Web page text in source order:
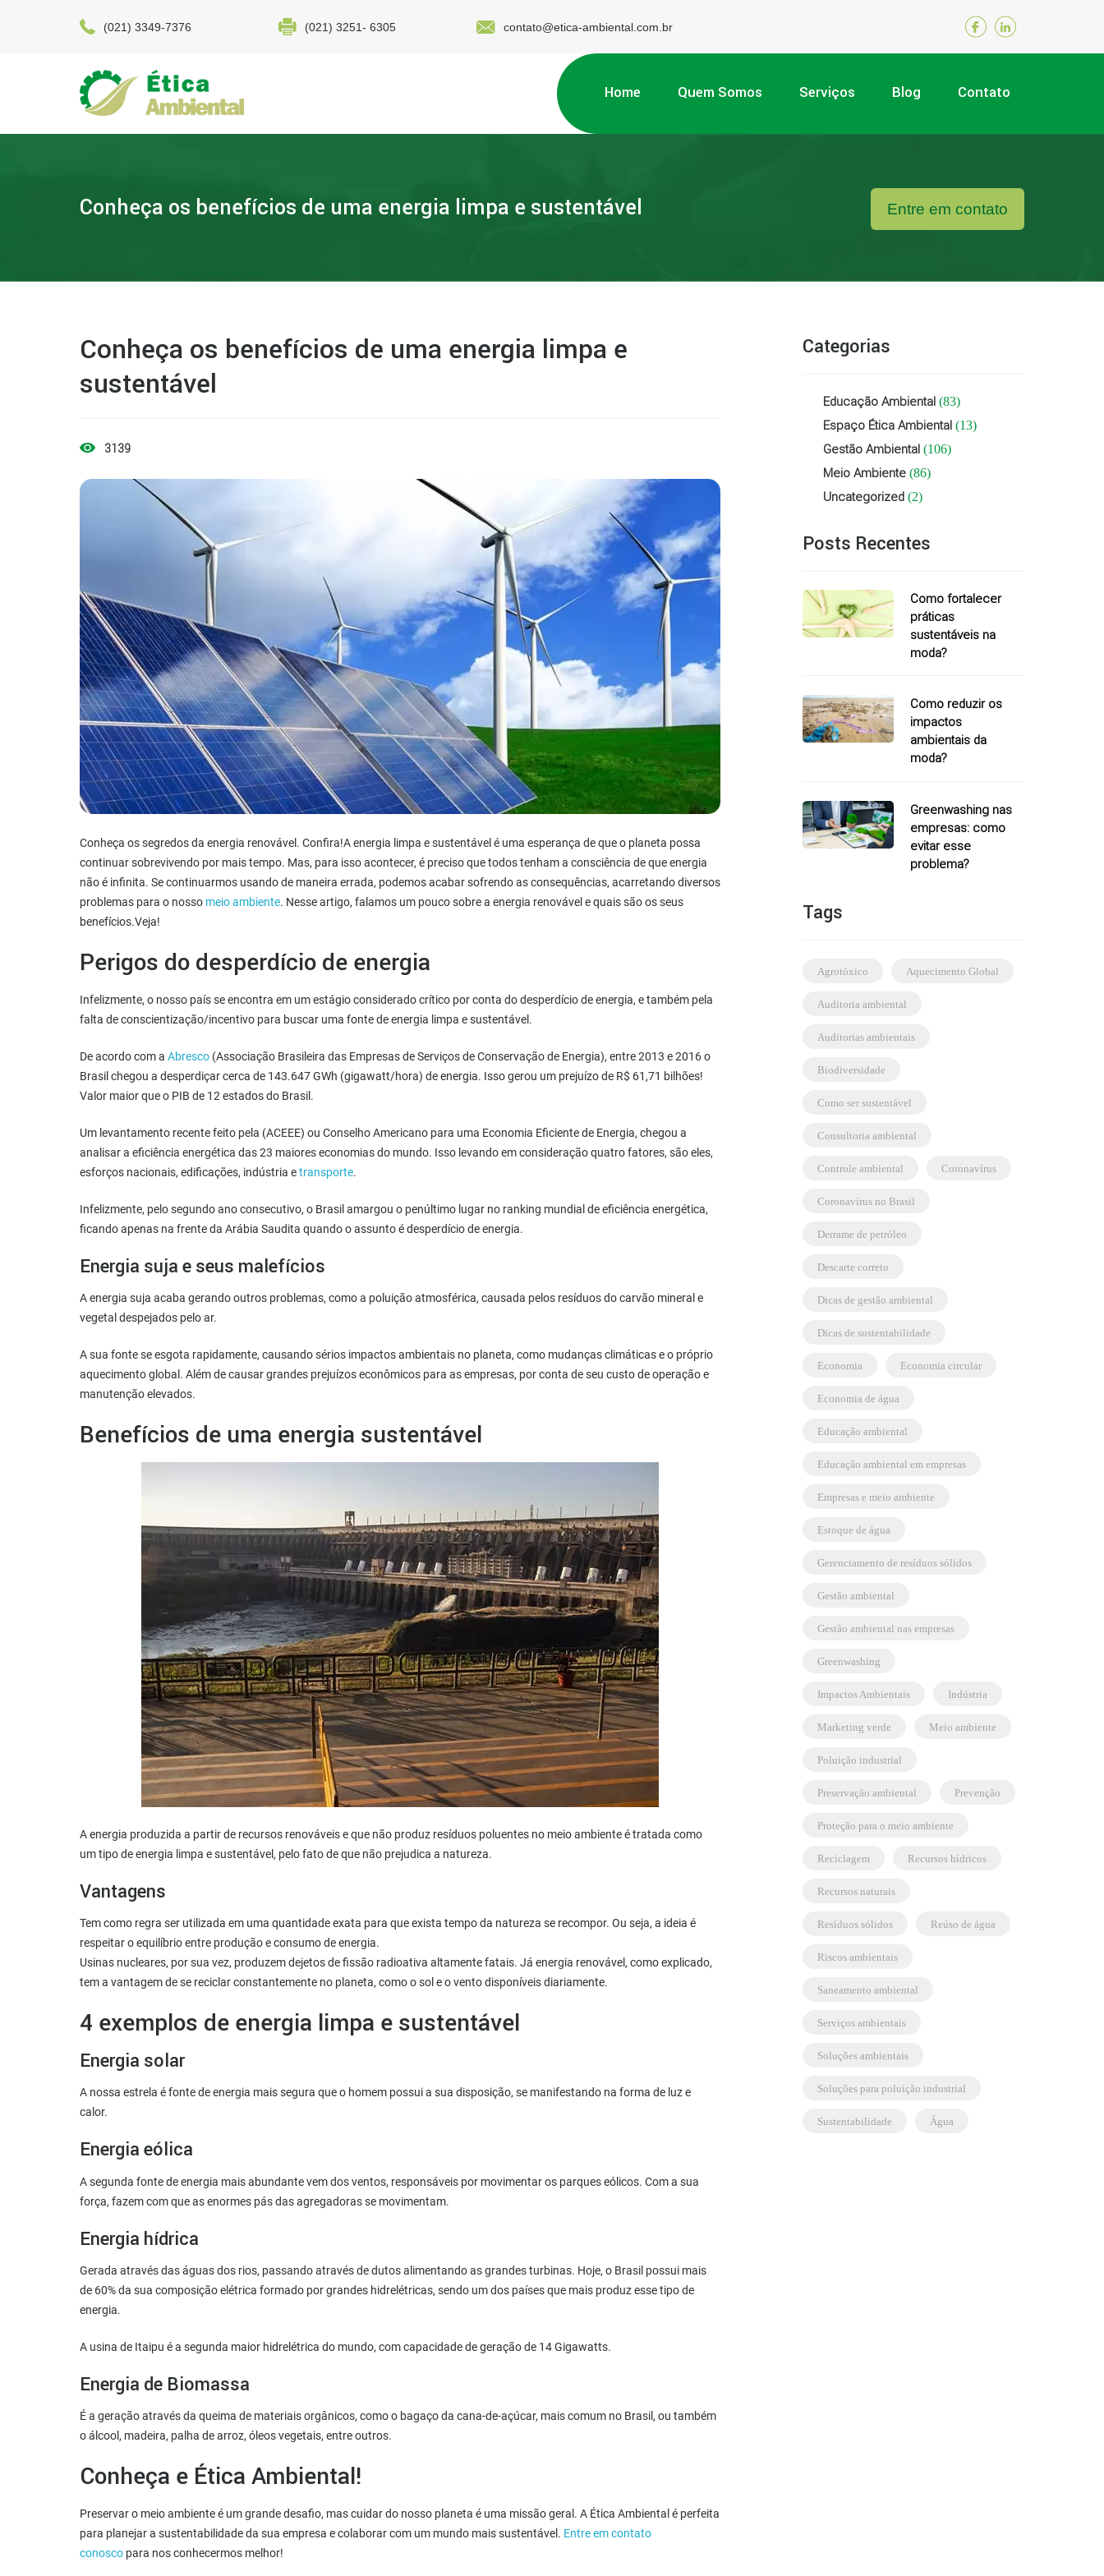
(021) 3349-7376 (021) 3251- 6305 contato@etica-ambiental.com.br
Home Quem Somos Serviços Blog Contato
Entre em contato
Conheça os benefícios de uma energia limpa e sustentável
Conheça os benefícios de uma energia limpa e
sustentável
3139
Conheça os segredos da energia renovável. Confira!A energia limpa e sustentável é uma esperança de que o planeta possa
continuar sobrevivendo por mais tempo. Mas, para isso acontecer, é preciso que todos tenham a consciência de que energia
não é infinita. Se continuarmos usando de maneira errada, podemos acabar sofrendo as consequências, acarretando diversos
problemas para o nosso meio ambiente. Nesse artigo, falamos um pouco sobre a energia renovável e quais são os seus
benefícios.Veja!
Perigos do desperdício de energia
Infelizmente, o nosso país se encontra em um estágio considerado crítico por conta do desperdício de energia, e também pela
falta de conscientização/incentivo para buscar uma fonte de energia limpa e sustentável.
De acordo com a Abresco (Associação Brasileira das Empresas de Serviços de Conservação de Energia), entre 2013 e 2016 o
Brasil chegou a desperdiçar cerca de 143.647 GWh (gigawatt/hora) de energia. Isso gerou um prejuízo de R$ 61,71 bilhões!
Valor maior que o PIB de 12 estados do Brasil.
Um levantamento recente feito pela (ACEEE) ou Conselho Americano para uma Economia Eficiente de Energia, chegou a
analisar a eficiência energética das 23 maiores economias do mundo. Isso levando em consideração quatro fatores, são eles,
esforços nacionais, edificações, indústria etransporte.
Infelizmente, pelo segundo ano consecutivo, o Brasil amargou o penúltimo lugar no ranking mundial de eficiência energética,
ficando apenas na frente da Arábia Saudita quando o assunto é desperdício de energia.
Energia suja e seus malefícios
A energia suja acaba gerando outros problemas, como a poluição atmosférica, causada pelos resíduos do carvão mineral e
vegetal despejados pelo ar.
A sua fonte se esgota rapidamente, causando sérios impactos ambientais no planeta, como mudanças climáticas e o próprio
aquecimento global. Além de causar grandes prejuízos econômicos para as empresas, por conta de seu custo de operação e
manutenção elevados.
Benefícios de uma energia sustentável
A energia produzida a partir de recursos renováveis e que não produz resíduos poluentes no meio ambiente é tratada como
um tipo de energia limpa e sustentável, pelo fato de que não prejudica a natureza.
Vantagens
Tem como regra ser utilizada em uma quantidade exata para que exista tempo da natureza se recompor. Ou seja, a ideia é
respeitar o equilíbrio entre produção e consumo de energia.
Usinas nucleares, por sua vez, produzem dejetos de fissão radioativa altamente fatais. Já energia renovável, como explicado,
tem a vantagem de se reciclar constantemente no planeta, como o sol e o vento disponíveis diariamente.
4 exemplos de energia limpa e sustentável
Energia solar
A nossa estrela é fonte de energia mais segura que o homem possui a sua disposição, se manifestando na forma de luz e
calor.
Energia eólica
A segunda fonte de energia mais abundante vem dos ventos, responsáveis por movimentar os parques eólicos. Com a sua
força, fazem com que as enormes pás das agregadoras se movimentam.
Energia hídrica
Gerada através das águas dos rios, passando através de dutos alimentando as grandes turbinas. Hoje, o Brasil possui mais
de 60% da sua composição elétrica formado por grandes hidrelétricas, sendo um dos países que mais produz esse tipo de
energia.
A usina de Itaipu é a segunda maior hidrelétrica do mundo, com capacidade de geração de 14 Gigawatts.
Energia de Biomassa
É a geração através da queima de materiais orgânicos, como o bagaço da cana-de-açúcar, mais comum no Brasil, ou também
o álcool, madeira, palha de arroz, óleos vegetais, entre outros.
Conheça e Ética Ambiental!
Preservar o meio ambiente é um grande desafio, mas cuidar do nosso planeta é uma missão geral. A Ética Ambiental é perfeita
para planejar a sustentabilidade da sua empresa e colaborar com um mundo mais sustentável. Entre em contato
conosco para nos conhecermos melhor!
Categorias
Educação Ambiental (83)
Espaço Ética Ambiental (13)
Gestão Ambiental (106)
Meio Ambiente (86)
Uncategorized (2)
Posts Recentes
Como fortalecer
práticas
sustentáveis na
moda?
Como reduzir os
impactos
ambientais da
moda?
Greenwashing nas
empresas: como
evitar esse
problema?
Tags
agrotóxico Aquecimento Global
auditoria ambiental
auditorias ambientais
biodiversidade
como ser sustentável
consultoria ambiental
controle ambiental coronavírus
coronavírus no Brasil
derrame de petróleo
descarte correto
dicas de gestão ambiental
dicas de sustentabilidade
economia economia circular
economia de água
educação ambiental
educação ambiental em empresas
empresas e meio ambiente
estoque de água
gerenciamento de resíduos sólidos
gestão ambiental
gestão ambiental nas empresas
greenwashing
Impactos Ambientais indústria
marketing verde meio ambiente
poluição industrial
preservação ambiental prevenção
proteção para o meio ambiente
reciclagem recursos hídricos
recursos naturais
resíduos sólidos reúso de água
riscos ambientais
saneamento ambiental
serviços ambientais
soluções ambientais
soluções para poluição industrial
sustentabilidade água